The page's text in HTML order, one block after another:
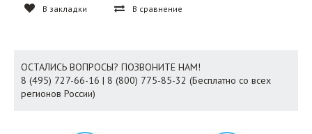
В закладки В сравнение
ОСТАЛИСЬ ВОПРОСЫ? ПОЗВОНИТЕ НАМ!
8 (495) 727-66-16 | 8 (800) 775-85-32 (Бесплатно со всех
регионов России)